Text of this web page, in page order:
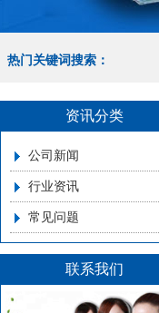
热门关键词搜索：
资讯分类
公司新闻
行业资讯
常见问题
联系我们